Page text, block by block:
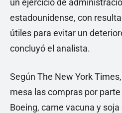
un ejercicio de
estadounidense, con
útiles para evitar un
concluyó el analista.
Según The New York
mesa las compras por
Boeing, carne vacuna y